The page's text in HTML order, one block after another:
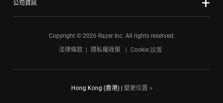
公司資訊
Copyright © 2026 Razer Inc. All rights reserved.
法律條款
隱私權政策 Cookie 設置
Hong Kong (香港)| 變更位置 >